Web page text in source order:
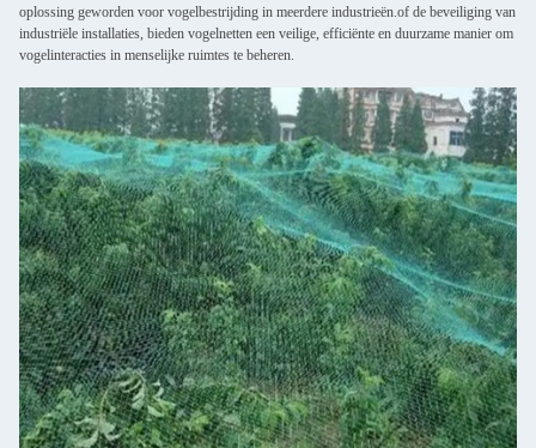
oplossing geworden voor vogelbestrijding in meerdere industrieën.of de beveiliging van
industriële installaties, bieden vogelnetten een veilige, efficiënte en duurzame manier om
vogelinteracties in menselijke ruimtes te beheren.